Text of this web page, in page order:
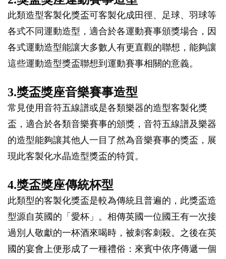
此類造型客製化獎盃可客製化成田徑、足球、羽球等
各式不同運動造型，適合於各運動賽事頒獎場合，因
各式運動造型能讓大多數人有更直觀的聯想，能夠讓
這些運動造型獎盃聯想到運動賽事相關的意義。
3.獎盃獎座音樂賽事造型
常見使用音符五線譜或是各類樂器的造型客製化獎
盃，適合於各類音樂賽事的頒獎，音符五線譜及樂器
的造型能夠讓其他人一目了然為音樂賽事的獎盃，展
現此客製化水晶造型獎盃的特質。
4.獎盃獎座傳統杯型
此類型的客製化獎盃是較為傳統且普遍的，此獎盃造
型源自英國的「愛杯」。相傳英國一位國王有一次接
過別人敬獻的一杯酒來喝時，被刺客刺殺。之後在英
國的宴會上便形成了一種禮俗：來賓中依序傳遞一個